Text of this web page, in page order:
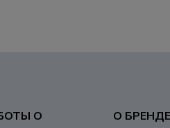
О
О БРЕНДЕ